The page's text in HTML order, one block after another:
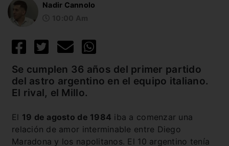
Nadir Cannolo
Se cumplen 36 años del primer partido
del astro argentino en el equipo italiano.
El rival, el Millo.
El 19 de agosto de 1984 iba a comenzar una
relación de amor interminable entre Diego
Maradona y los napolitanos. El 10 argentino tenía